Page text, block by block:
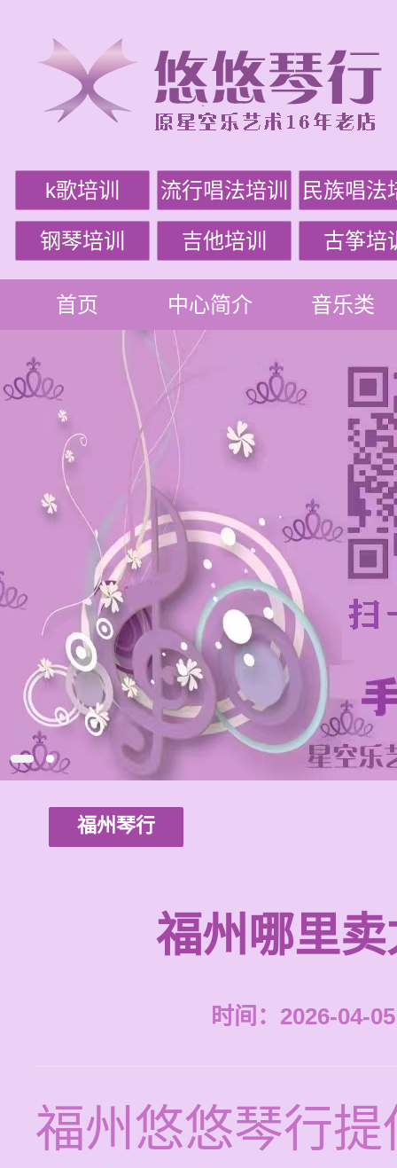
k歌培训 流行唱法培训 民族唱法
钢琴培训 吉他培训 古筝培
首页 中心简介 音乐类
福州琴行
福州哪里
时间：2026-04-
福州悠悠琴行